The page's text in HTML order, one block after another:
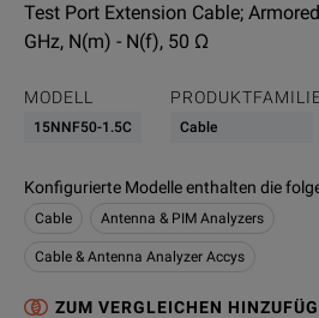
Test Port Extension Cable;
GHz, N(m) - N(f), 50 Ω
MODELL
15NNF50-1.5C Cable
Konfigurierte Modelle enthalten die
Cable Antenna & PIM Analyzers
Cable & Antenna Analyzer Accys
ZUM VERGLEICHEN